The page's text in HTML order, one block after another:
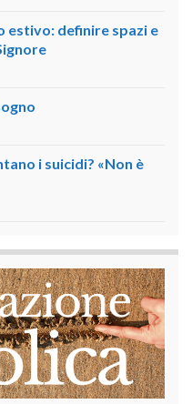
estivo: definire spazi e
i suicidi? «Non è